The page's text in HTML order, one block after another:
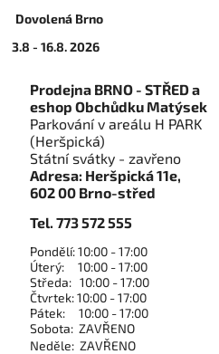
Brno
16.8. 2026
Prodejna BRNO - STŘED a
eshop Obchůdku Matýsek
Parkování v areálu H PARK
(Heršpická)
Státní svátky - zavřeno
Adresa: Heršpická 11e,
602 00 Brno-střed
Tel. 773 572 555
Pondělí: 10:00 - 17:00
Úterý: 10:00 - 17:00
Středa: 10:00 - 17:00
Čtvrtek: 10:00 - 17:00
Pátek: 10:00 - 17:00
Sobota: ZAVŘENO
Neděle: ZAVŘENO